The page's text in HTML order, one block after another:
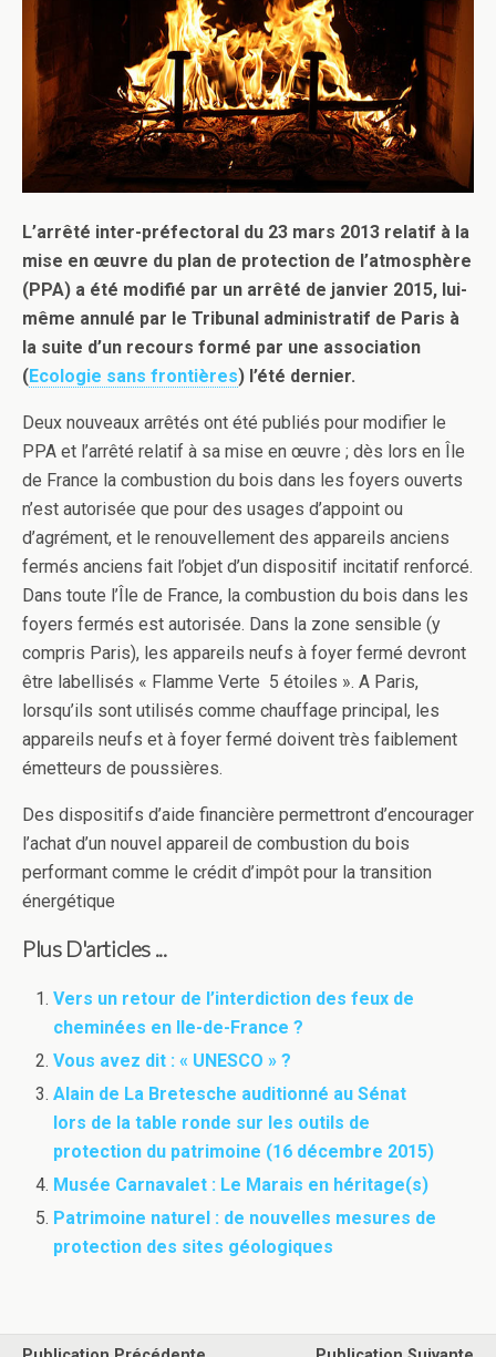
L’arrêté inter-préfectoral du 23 mars 2013 relatif à la
mise en œuvre du plan de protection de l’atmosphère
(PPA) a été modifié par un arrêté de janvier 2015, lui-
même annulé par le Tribunal administratif de Paris à
la suite d’un recours formé par une association
(Ecologie sans frontières) l’été dernier.
Deux nouveaux arrêtés ont été publiés pour modifier le
PPA et l’arrêté relatif à sa mise en œuvre ; dès lors en Île
de France la combustion du bois dans les foyers ouverts
n’est autorisée que pour des usages d’appoint ou
d’agrément, et le renouvellement des appareils anciens
fermés anciens fait l’objet d’un dispositif incitatif renforcé.
Dans toute l’Île de France, la combustion du bois dans les
foyers fermés est autorisée. Dans la zone sensible (y
compris Paris), les appareils neufs à foyer fermé devront
être labellisés « Flamme Verte 5 étoiles ». A Paris,
lorsqu’ils sont utilisés comme chauffage principal, les
appareils neufs et à foyer fermé doivent très faiblement
émetteurs de poussières.
Des dispositifs d’aide financière permettront d’encourager
l’achat d’un nouvel appareil de combustion du bois
performant comme le crédit d’impôt pour la transition
énergétique
Plus D'articles ...
Vers un retour de l’interdiction des feux de
cheminées en Ile-de-France ?
Vous avez dit : « UNESCO » ?
Alain de La Bretesche auditionné au Sénat
lors de la table ronde sur les outils de
protection du patrimoine (16 décembre 2015)
Musée Carnavalet : Le Marais en héritage(s)
Patrimoine naturel : de nouvelles mesures de
protection des sites géologiques